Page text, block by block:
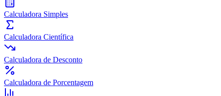
Calculadora Simples
Calculadora Científica
Calculadora de Desconto
Calculadora de Porcentagem